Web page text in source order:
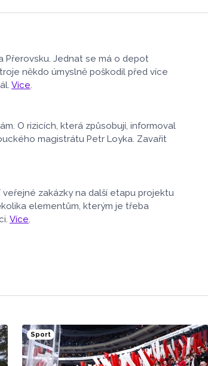
Přerovsku. Jednat se má o depot
někdo úmyslně poškodil před více
Více.
O rizicích, která způsobují, informoval
magistrátu Petr Loyka. Zavařit
zakázky na další etapu projektu
elementům, kterým je třeba
Více.
Sport